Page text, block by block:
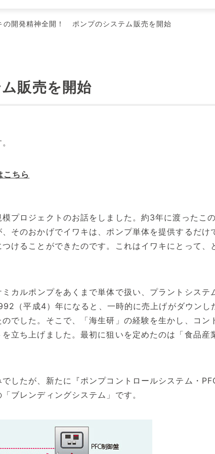
の開発精神全開！ ポンプのシステム販売を開始
販売を開始
ちら
プロジェクトのお話をしました。約3年に渡ったこ
そのおかげでイワキは、ポンプ単体を提供するだけ
けることができたのです。これはイワキにとって、
カルポンプをあくまで単体で扱い、プラントシステ
（平成4）年になると、一時的に売上げがダウンし
でした。そこで、「海生研」の経験を生かし、コン
立ち上げました。最初に狙いを定めたのは「食品産
したが、新たに『ポンプコントロールシステム・
ブレンディングシステム」です。